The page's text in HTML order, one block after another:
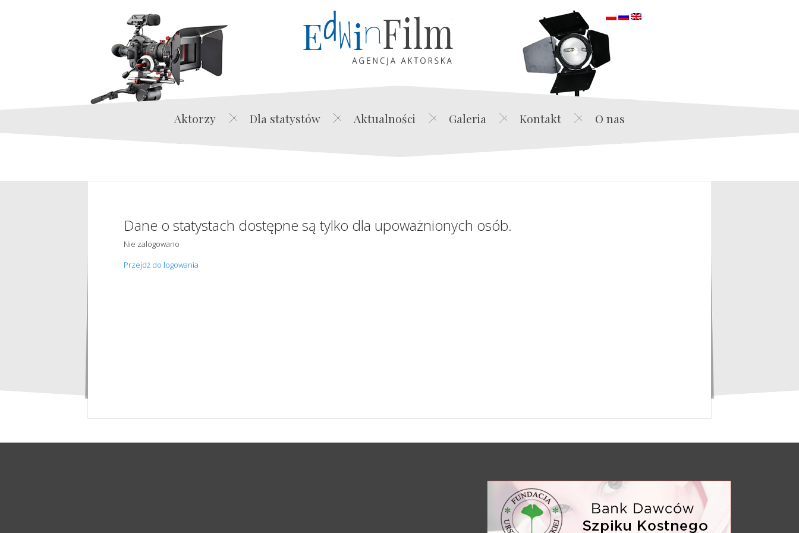
Edwin Film Agencja Aktorska
Aktorzy Dla statystów Aktualności Galeria Kontakt O nas
Dane o statystach dostępne są tylko dla upoważnionych osób.
Nie zalogowano
Przejdź do logowania